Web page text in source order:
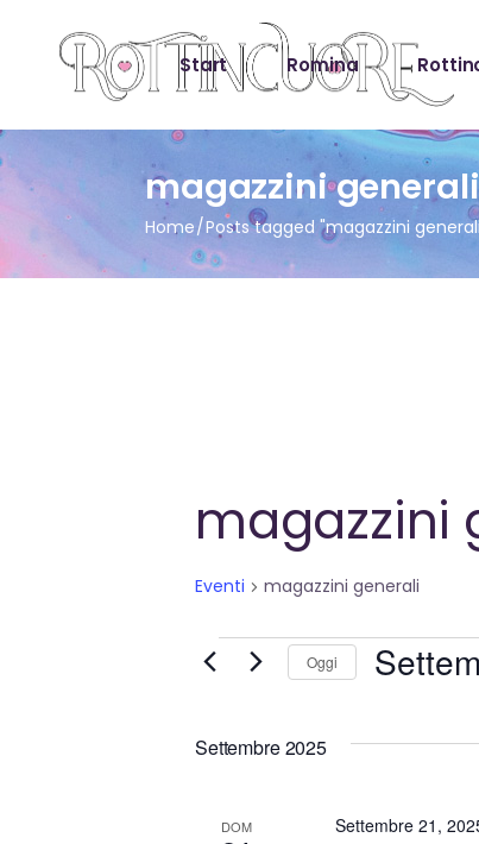
Start Romina
magazzini
Home Posts tagged "magazzini
magazzini
Eventi magazzini generali
Eventi
Oggi
Settembre 2025
DOM Settembre 21,